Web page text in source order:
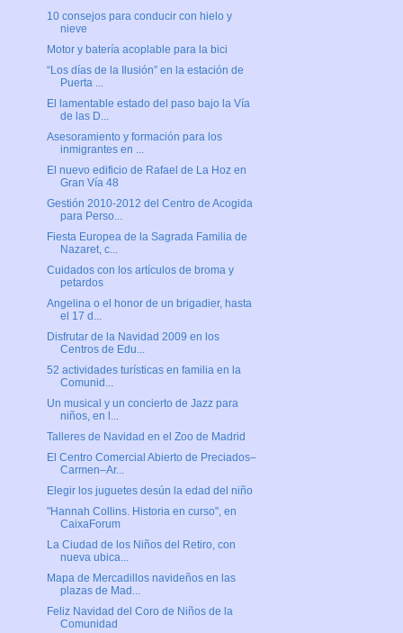
10 consejos para conducir con hielo y
nieve
Motor y batería acoplable para la bici
“Los días de la Ilusión” en la estación de
Puerta ...
El lamentable estado del paso bajo la Vía
de las D...
Asesoramiento y formación para los
inmigrantes en ...
El nuevo edificio de Rafael de La Hoz en
Gran Vía 48
Gestión 2010-2012 del Centro de Acogida
para Perso...
Fiesta Europea de la Sagrada Familia de
Nazaret, c...
Cuidados con los artículos de broma y
petardos
Angelina o el honor de un brigadier, hasta
el 17 d...
Disfrutar de la Navidad 2009 en los
Centros de Edu...
52 actividades turísticas en familia en la
Comunid...
Un musical y un concierto de Jazz para
niños, en l...
Talleres de Navidad en el Zoo de Madrid
El Centro Comercial Abierto de Preciados–
Carmen–Ar...
Elegir los juguetes desún la edad del niño
"Hannah Collins. Historia en curso", en
CaixaForum
La Ciudad de los Niños del Retiro, con
nueva ubica...
Mapa de Mercadillos navideños en las
plazas de Mad...
Feliz Navidad del Coro de Niños de la
Comunidad